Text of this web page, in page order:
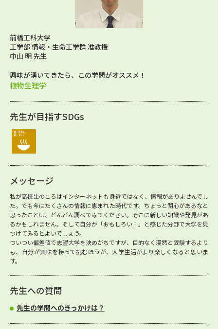
前橋工科大学
工学部 情報・生命工学群 准教授
中山 明 先生
興味が湧いてきたら、この学問がオススメ！
植物生理学
先生が目指すSDGs
メッセージ
私が高校生のころはインターネットも身近ではなく、情報がありませんでし
た。でも今はたくさんの情報に恵まれた時代です。ちょっと関心があるなと
思ったことは、どんどん調べてみてください。そこに新しい知識や発見があ
るかもしれません。そして自分が「おもしろい！」と感じた分野で大学を見
つけてみるとよいでしょう。
ついつい偏差値で志望大学を決めがちですが、目的なく漫然と受験するより
も、自分が興味を持って挑むほうが、大学生活がより楽しくなると思いま
す。
先生への質問
先生の学問へのきっかけは？